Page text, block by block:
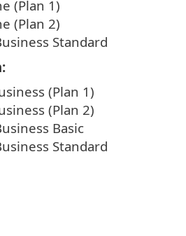
(Plan 1)
(Plan 2)
Standard
(Plan 1)
(Plan 2)
Basic
Standard